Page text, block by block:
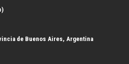
de Buenos Aires, Argentina